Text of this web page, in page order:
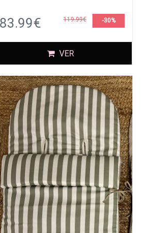
83.99€ 119.99€ -30%
VER